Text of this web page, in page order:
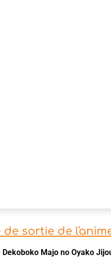
sortie de
Dekoboko Majo no Oyako